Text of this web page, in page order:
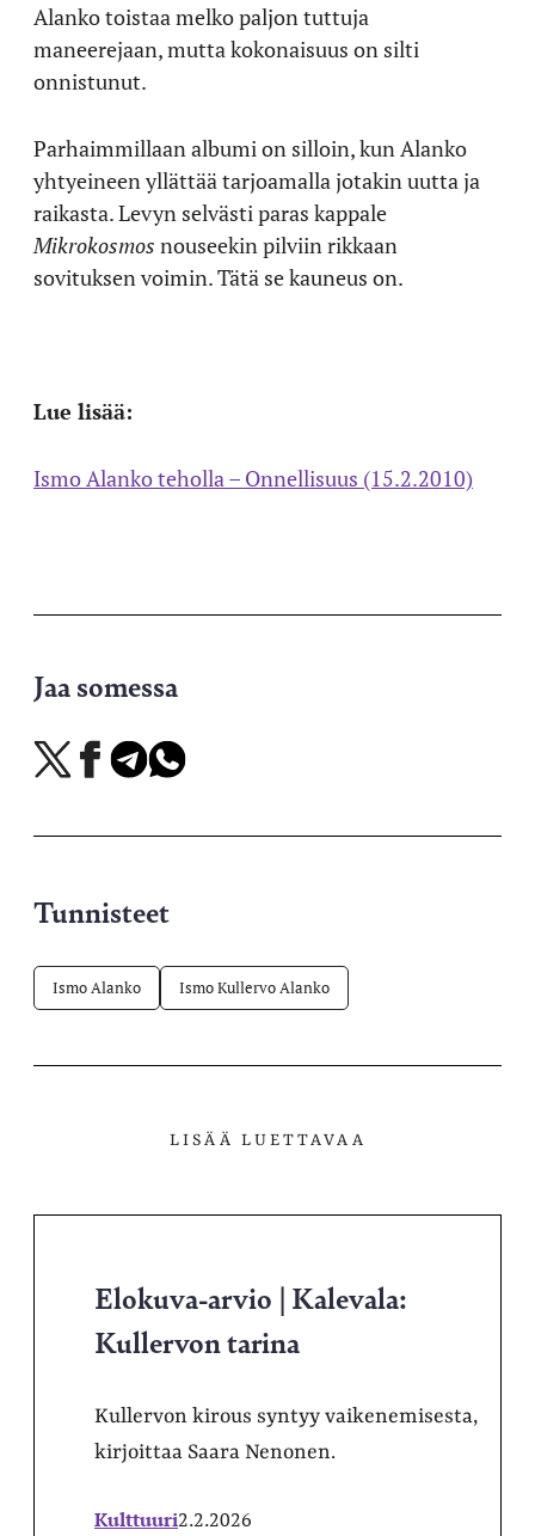
Alanko toistaa melko paljon tuttuja
maneerejaan, mutta kokonaisuus on silti
onnistunut.
Parhaimmillaan albumi on silloin, kun Alanko
yhtyeineen yllättää tarjoamalla jotakin uutta ja
raikasta. Levyn selvästi paras kappale
Mikrokosmos nouseekin pilviin rikkaan
sovituksen voimin. Tätä se kauneus on.
Lue lisää:
Ismo Alanko teholla – Onnellisuus (15.2.2010)
Jaa somessa
Jaa
X-
Jaa
Facebookissa
Jaa
Telegramissa
Jaa
WhatsAppissa
Tunnisteet
Ismo Alanko Ismo Kullervo Alanko
LISÄÄ LUETTAVAA
Elokuva-arvio | Kalevala:
Kullervon tarina
Kullervon kirous syntyy vaikenemisesta,
kirjoittaa Saara Nenonen.
Kulttuuri2.2.2026